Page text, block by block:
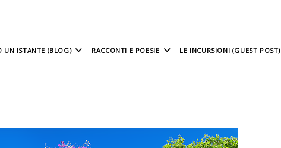
UN ISTANTE (BLOG) RACCONTI E POESIE LE INCURSIONI (GUEST POST)